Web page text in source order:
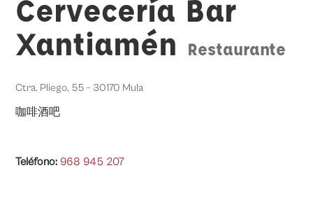
Cervecería Bar
Xantiamén
Restaurante
Ctra. Pliego, 55 – 30170 Mula
咖啡酒吧
Teléfono: 968 945 207